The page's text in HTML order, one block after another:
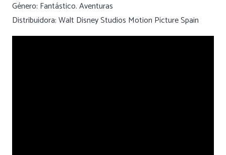
Género: Fantástico. Aventuras
Distribuidora: Walt Disney Studios Motion Picture Spain